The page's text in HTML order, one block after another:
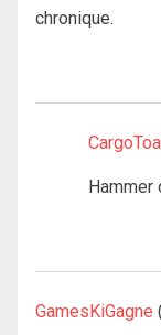
chronique.
Hammer
GamesKiGagne